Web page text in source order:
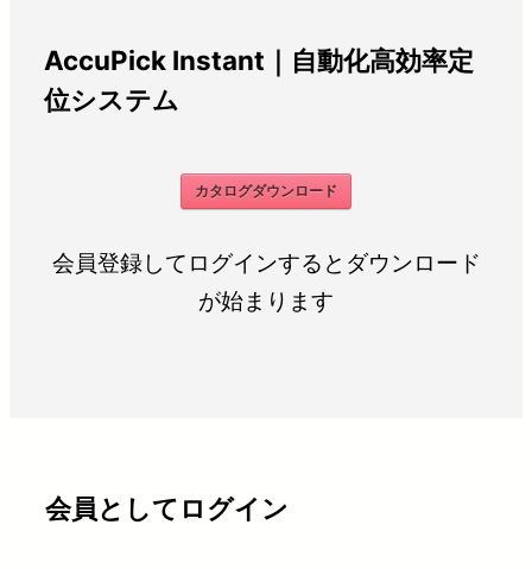
AccuPick Instant｜自動化高効率定
位システム
カタログダウンロード
会員登録してログインするとダウンロード
が始まります
会員としてログイン